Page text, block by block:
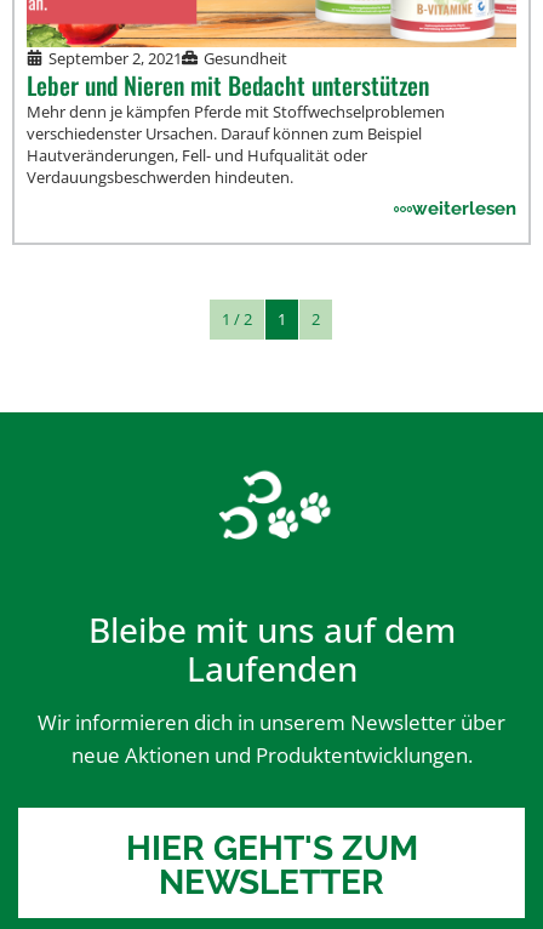
September 2, 2021 Gesundheit
Leber und Nieren mit Bedacht unterstützen
Mehr denn je kämpfen Pferde mit Stoffwechselproblemen
verschiedenster Ursachen. Darauf können zum Beispiel
Hautveränderungen, Fell- und Hufqualität oder
Verdauungsbeschwerden hindeuten.
weiterlesen
1 / 2 1 2
Bleibe mit uns auf dem
Laufenden
Wir informieren dich in unserem Newsletter über
neue Aktionen und Produktentwicklungen.
HIER GEHT'S ZUM
NEWSLETTER